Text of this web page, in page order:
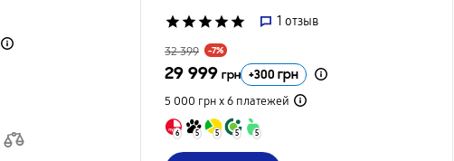
star star star star star 1 отзыв
32 399 -7%
29 999 грн +300 грн
5 000 грн х 6 платежей
6 5 5 5 5